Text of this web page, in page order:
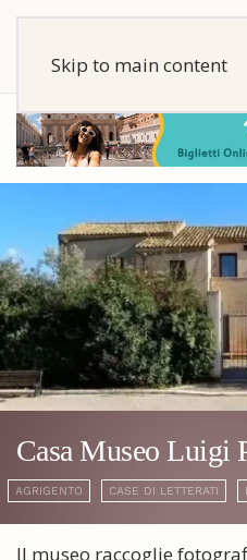
Skip to main content
Casa Museo Luigi
AGRIGENTO CASE DI LETTERATI
Il museo raccoglie